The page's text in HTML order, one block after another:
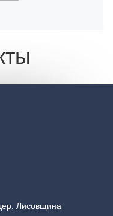
Лисовщина